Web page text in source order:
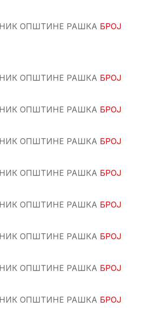
ОПШТИНЕ РАШКА БРОЈ
ОПШТИНЕ РАШКА БРОЈ
ОПШТИНЕ РАШКА БРОЈ
ОПШТИНЕ РАШКА БРОЈ
ОПШТИНЕ РАШКА БРОЈ
ОПШТИНЕ РАШКА БРОЈ
ОПШТИНЕ РАШКА БРОЈ
ОПШТИНЕ РАШКА БРОЈ
ОПШТИНЕ РАШКА БРОЈ